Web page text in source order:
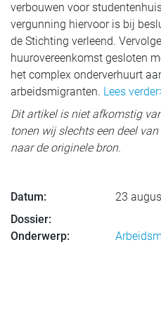
verbouwen voor
vergunning hiervoor is bij
de Stichting verleend.
huurovereenkomst gesloten
het complex onderverhuurt
arbeidsmigranten. Lees
Dit artikel is niet afkomstig
tonen wij slechts een deel
naar de originele bron.
Datum:
23
Dossier:
Onderwerp: